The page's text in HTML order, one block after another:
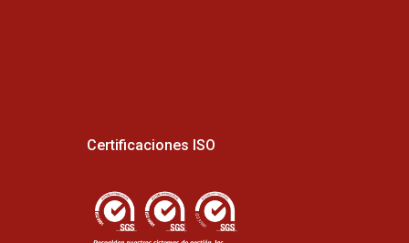
Certificaciones ISO